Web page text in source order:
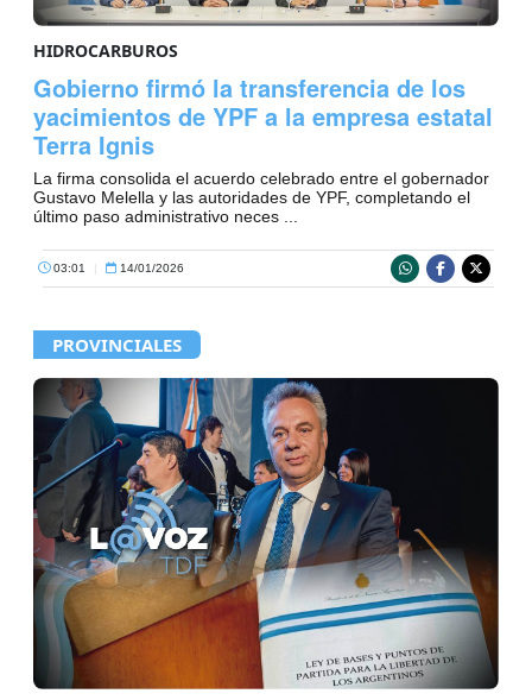
HIDROCARBUROS
Gobierno firmó la transferencia de los
yacimientos de YPF a la empresa estatal
Terra Ignis
La firma consolida el acuerdo celebrado entre el gobernador
Gustavo Melella y las autoridades de YPF, completando el
último paso administrativo neces ...
03:01 14/01/2026
PROVINCIALES